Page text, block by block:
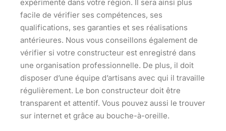
expérimenté dans votre région. Il sera ainsi plus
facile de vérifier ses compétences, ses
qualifications, ses garanties et ses réalisations
antérieures. Nous vous conseillons également de
vérifier si votre constructeur est enregistré dans
une organisation professionnelle. De plus, il doit
disposer d’une équipe d’artisans avec qui il travaille
régulièrement. Le bon constructeur doit être
transparent et attentif. Vous pouvez aussi le trouver
sur internet et grâce au bouche-à-oreille.